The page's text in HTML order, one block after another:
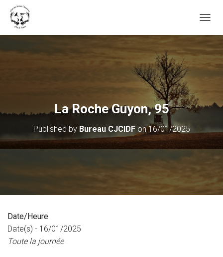
La Roche Guyon, 95
Published by Bureau CJCIDFon16/01/2025
Date/Heure
Date(s) - 16/01/2025
Toute la journée